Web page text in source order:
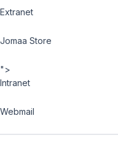
Extranet
Jomaa Store
">
Intranet
Webmail